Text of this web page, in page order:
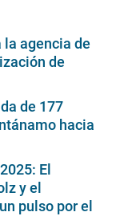
la agencia de
de
de 177
hacia
El
y el
pulso por el